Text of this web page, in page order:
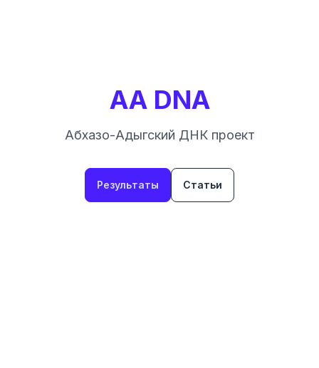
AA DNA
Абхазо-Адыгский ДНК проект
Результаты Статьи